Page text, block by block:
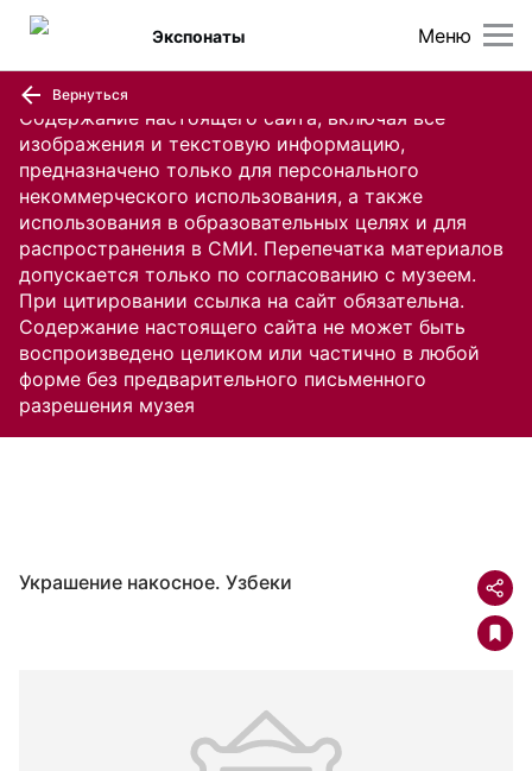
Содержание настоящего сайта, включая все
изображения и текстовую информацию,
предназначено только для персонального
некоммерческого использования, а также
использования в образовательных целях и для
распространения в СМИ. Перепечатка материалов
допускается только по согласованию с музеем.
При цитировании ссылка на сайт обязательна.
Содержание настоящего сайта не может быть
воспроизведено целиком или частично в любой
форме без предварительного письменного
разрешения музея
Меню
Экспонаты
Вернуться
Украшение накосное. Узбеки